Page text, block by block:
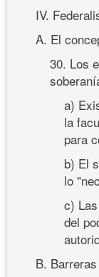
IV.
A. El
30. Los
a)
la
para
b) El
lo
c)
del
B.